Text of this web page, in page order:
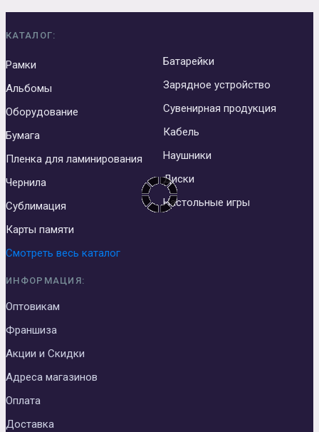
КАТАЛОГ:
Рамки
Альбомы
Оборудование
Бумага
Пленка для ламинирования
Чернила
Сублимация
Карты памяти
Батарейки
Зарядное устройство
Сувенирная продукция
Кабель
Наушники
Диски
Настольные игры
Смотреть весь каталог
ИНФОРМАЦИЯ:
Оптовикам
Франшиза
Акции и Скидки
Адреса магазинов
Оплата
Доставка